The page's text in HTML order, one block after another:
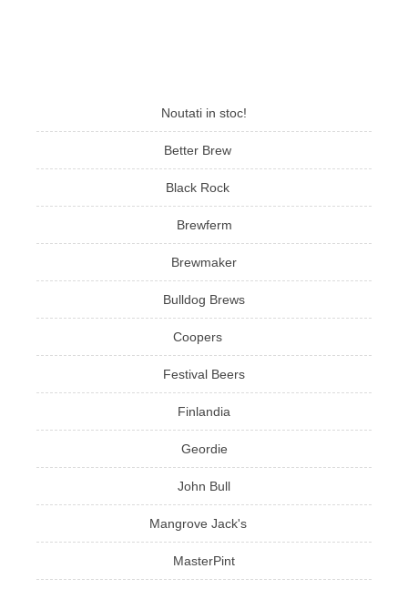
Noutati in stoc!
Better Brew
Black Rock
Brewferm
Brewmaker
Bulldog Brews
Coopers
Festival Beers
Finlandia
Geordie
John Bull
Mangrove Jack's
MasterPint